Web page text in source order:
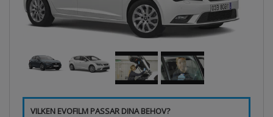
VILKEN EVOFILM PASSAR DINA BEHOV?